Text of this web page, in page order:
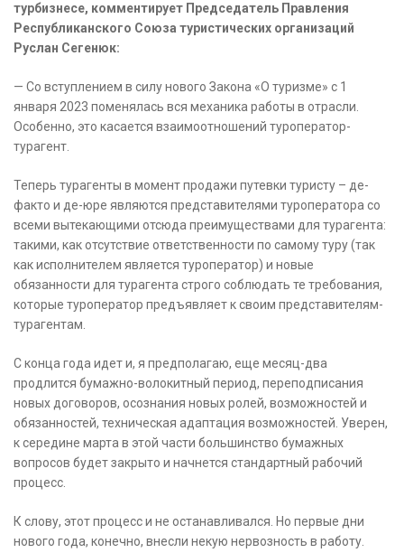
турбизнесе, комментирует Председатель Правления
Республиканского Союза туристических организаций
Руслан Сегенюк:
— Со вступлением в силу нового Закона «О туризме» с 1
января 2023 поменялась вся механика работы в отрасли.
Особенно, это касается взаимоотношений туроператор-
турагент.
Теперь турагенты в момент продажи путевки туристу – де-
факто и де-юре являются представителями туроператора со
всеми вытекающими отсюда преимуществами для турагента:
такими, как отсутствие ответственности по самому туру (так
как исполнителем является туроператор) и новые
обязанности для турагента строго соблюдать те требования,
которые туроператор предъявляет к своим представителям-
турагентам.
С конца года идет и, я предполагаю, еще месяц-два
продлится бумажно-волокитный период, переподписания
новых договоров, осознания новых ролей, возможностей и
обязанностей, техническая адаптация возможностей. Уверен,
к середине марта в этой части большинство бумажных
вопросов будет закрыто и начнется стандартный рабочий
процесс.
К слову, этот процесс и не останавливался. Но первые дни
нового года, конечно, внесли некую нервозность в работу.